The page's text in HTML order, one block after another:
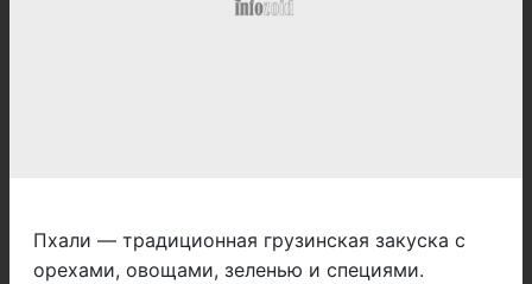
Пхали — традиционная грузинская закуска с
орехами, овощами, зеленью и специями.